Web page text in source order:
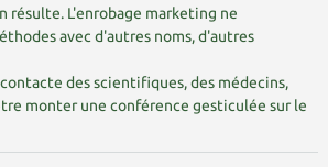
résulte. L'enrobage marketing ne
avec d'autres noms, d'autres
des scientifiques, des médecins,
monter une conférence gesticulée sur le